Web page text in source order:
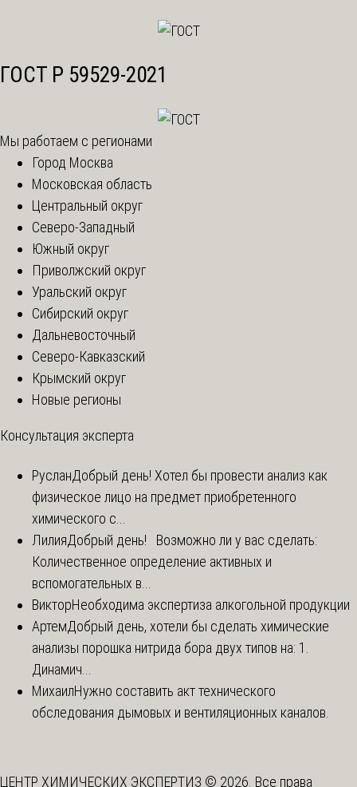
ГОСТ Р 59529-2021
Мы работаем с регионами
Город Москва
Московская область
Центральный округ
Северо-Западный
Южный округ
Приволжский округ
Уральский округ
Сибирский округ
Дальневосточный
Северо-Кавказский
Крымский округ
Новые регионы
Консультация эксперта
РусланДобрый день! Хотел бы провести анализ как
физическое лицо на предмет приобретенного
химического с...
ЛилияДобрый день! Возможно ли у вас сделать:
Количественное определение активных и
вспомогательных в...
ВикторНеобходима экспертиза алкогольной продукции
АртемДобрый день, хотели бы сделать химические
анализы порошка нитрида бора двух типов на: 1.
Динамич...
МихаилНужно составить акт технического
обследования дымовых и вентиляционных каналов.
ЦЕНТР ХИМИЧЕСКИХ ЭКСПЕРТИЗ © 2026. Все права